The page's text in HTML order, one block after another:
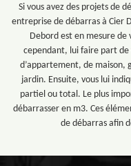
Si vous avez des projets de
entreprise de débarras à Cier
Debord est en mesure de
cependant, lui faire part de
d’appartement, de maison,
jardin. Ensuite, vous lui
partiel ou total. Le plus
débarrasser en m3. Ces
de débarras afin